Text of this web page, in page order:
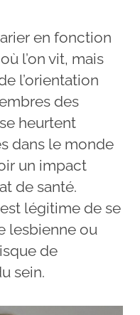
en fonction
l’on vit, mais
l’orientation
des
heurtent
dans le monde
un impact
de santé.
légitime de se
lesbienne ou
de
sein.